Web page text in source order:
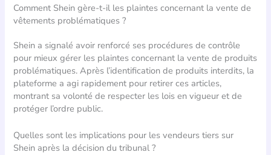
Comment Shein gère-t-il les plaintes concernant la vente de
vêtements problématiques ?
Shein a signalé avoir renforcé ses procédures de contrôle
pour mieux gérer les plaintes concernant la vente de produits
problématiques. Après l’identification de produits interdits, la
plateforme a agi rapidement pour retirer ces articles,
montrant sa volonté de respecter les lois en vigueur et de
protéger l’ordre public.
Quelles sont les implications pour les vendeurs tiers sur
Shein après la décision du tribunal ?